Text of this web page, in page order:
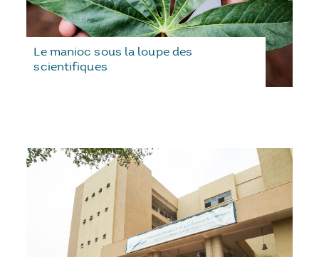
Le manioc sous la loupe des
scientifiques